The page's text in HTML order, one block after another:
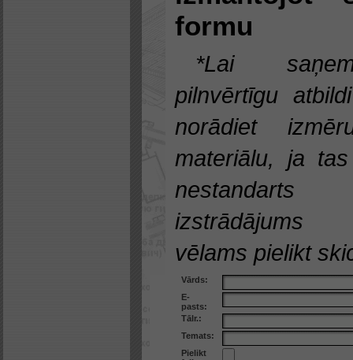
formu
*Lai
pilnvērtīgu
norādiet
materiālu, ja
nestandarts
vēlams pielikt
Vārds:
E-
pasts:
Tālr.:
Temats:
Pielikt